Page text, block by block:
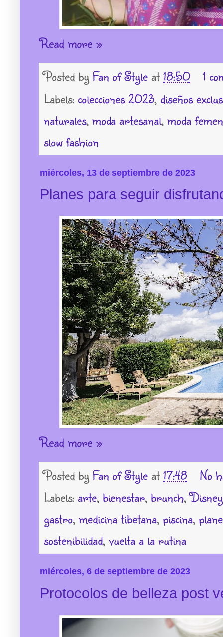
Read more »
Posted by Fan of Style at 18:50
1
Labels: colecciones 2023, diseños
naturales, moda artesanal, moda
slow fashion
miércoles, 13 de septiembre de 2023
Planes para seguir
Read more »
Posted by Fan of Style at 17:48
No
Labels: arte, bienestar, brunch,Disney
gastro, medicina tibetana, piscina,
sostenibilidad, vuelta a la rutina
miércoles, 6 de septiembre de 2023
Protocolos de belleza post